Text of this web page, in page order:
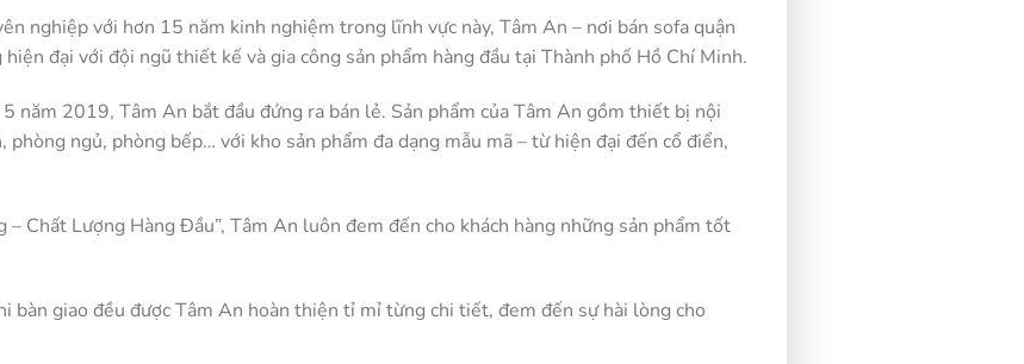
nghiệp với hơn 15 năm kinh nghiệm trong lĩnh vực này, Tâm An – nơi bán sofa quận
đại với đội ngũ thiết kế và gia công sản phẩm hàng đầu tại Thành phố Hồ Chí Minh.
năm 2019, Tâm An bắt đầu đứng ra bán lẻ. Sản phẩm của Tâm An gồm thiết bị nội
phòng ngủ, phòng bếp… với kho sản phẩm đa dạng mẫu mã – từ hiện đại đến cổ điển,
– Chất Lượng Hàng Đầu”, Tâm An luôn đem đến cho khách hàng những sản phẩm tốt
bàn giao đều được Tâm An hoàn thiện tỉ mỉ từng chi tiết, đem đến sự hài lòng cho